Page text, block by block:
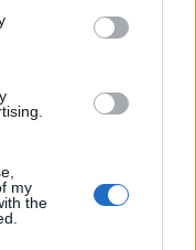
my
the